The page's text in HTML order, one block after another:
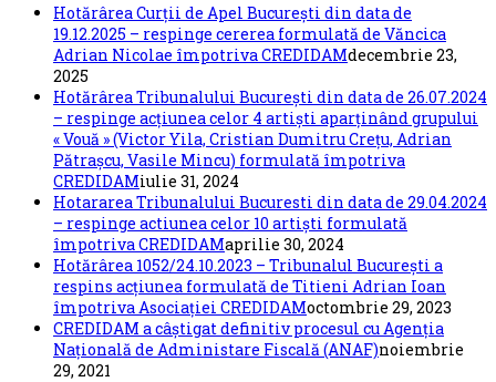
Hotărârea Curții de Apel București din data de
19.12.2025 – respinge cererea formulată de Văncica
Adrian Nicolae împotriva CREDIDAMdecembrie 23,
2025
Hotărârea Tribunalului București din data de 26.07.2024
– respinge acțiunea celor 4 artiști aparținând grupului
« Vouă » (Victor Yila, Cristian Dumitru Crețu, Adrian
Pătrașcu, Vasile Mincu) formulată împotriva
CREDIDAMiulie 31, 2024
Hotararea Tribunalului Bucuresti din data de 29.04.2024
– respinge actiunea celor 10 artiști formulată
împotriva CREDIDAMaprilie 30, 2024
Hotărârea 1052/24.10.2023 – Tribunalul București a
respins acțiunea formulată de Titieni Adrian Ioan
împotriva Asociației CREDIDAMoctombrie 29, 2023
CREDIDAM a câștigat definitiv procesul cu Agenția
Națională de Administare Fiscală (ANAF)noiembrie
29, 2021